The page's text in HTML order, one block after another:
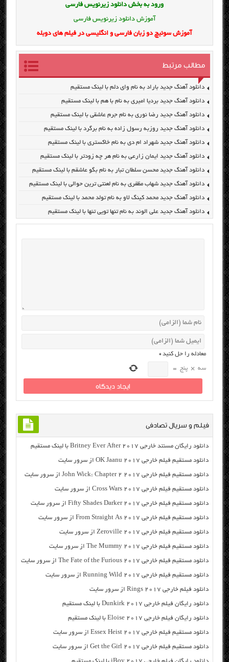
ورود به بخش دانلود زیرنویس فارسی
آموزش دانلود زیرنویس فارسی
آموزش سوئیچ دو زبان فارسی و انگلیسی در فیلم های دوبله
مطالب مرتبط
دانلود آهنگ جدید باراد به نام وای دلم با لینک مستقیم
دانلود آهنگ جدید بردیا امیری به نام با هم با لینک مستقیم
دانلود آهنگ جدید رضا نوری به نام جرم عاشقی با لینک مستقیم
دانلود آهنگ جدید روزبه رسول زاده به نام برگرد با لینک مستقیم
دانلود آهنگ جدید شهراد ام دی به نام خاکستری با لینک مستقیم
دانلود آهنگ جدید ایمان زارعی به نام هر چه زودتر با لینک مستقیم
دانلود آهنگ جدید محسن سلطان تبار به نام بگو عاشقم با لینک مستقیم
دانلود آهنگ جدید شهاب مظفری به نام لعنتی ترین حوالی با لینک مستقیم
دانلود آهنگ جدید محمد کینگ لاو به نام تولد محمد با لینک مستقیم
دانلود آهنگ جدید علی الوند به نام تنها تویی تنها با لینک مستقیم
معادله را حل کنید*
سه × پنج =
فیلم و سریال تصادفی
دانلود رایگان مسنتد خارجی Britney Ever After 2017 با لینک مستقیم
دانلود مستقیم فیلم خارجی OK Jaanu 2017 از سرور سایت
دانلود مستقیم فیلم خارجی John Wick: Chapter 2 2017 از سرور سایت
دانلود مستقیم فیلم خارجی Cross Wars 2017 از سرور سایت
دانلود مستقیم فیلم خارجی Fifty Shades Darker 2017 از سرور سایت
دانلود مستقیم فیلم خارجی From Straight As 2017 از سرور سایت
دانلود مستقیم فیلم خارجی Zeroville 2017 از سرور سایت
دانلود مستقیم فیلم خارجی The Mummy 2017 از سرور سایت
دانلود مستقیم فیلم خارجی The Fate of the Furious 2017 از سرور سایت
دانلود مستقیم فیلم خارجی Running Wild 2017 از سرور سایت
دانلود فیلم خارجی Rings 2017 از سرور سایت
دانلود رایگان فیلم خارجی Dunkirk 2017 با لینک مستقیم
دانلود رایگان فیلم خارجی Eloise 2017 با لینک مستقیم
دانلود مستقیم فیلم خارجی Essex Heist 2017 از سرور سایت
دانلود مستقیم فیلم خارجی Get the Girl 2017 از سرور سایت